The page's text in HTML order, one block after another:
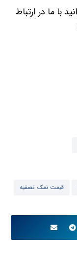
ما در ارتباط
قیمت نمک تصفیه